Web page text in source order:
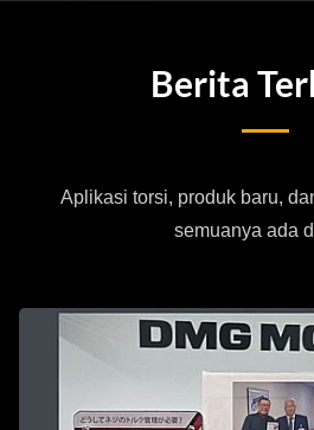
Berita
Aplikasi torsi, produk baru,
semuanya ada